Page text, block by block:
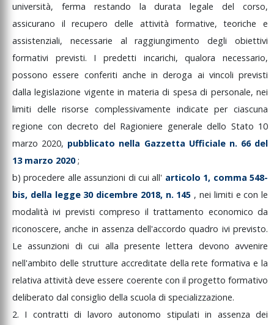
università, ferma restando laduratalegaledelcorso,
assicurano ilrecuperodelle attività formative,teorichee
assistenziali, necessarie alraggiungimentodegliobiettivi
formativi previsti. Ipredetti incarichi,qualoranecessario,
possonoessere conferiti anche inderoga ai vincoli previsti
dallalegislazione vigentein materiadi spesadi personale,nei
limiti dellerisorsecomplessivamente indicateperciascuna
regione con decreto del Ragioniere generale dello Stato 10
marzo 2020, pubblicato nella Gazzetta Ufficiale n. 66 del
13 marzo 2020;
b)procedere alleassunzioni dicuiall' articolo 1, comma548-
bis, della legge 30 dicembre 2018, n. 145 ,nei limiti econle
modalitàivi previsticompreso iltrattamento economicoda
riconoscere,anche in assenzadell'accordoquadro iviprevisto.
Leassunzioni dicui alla presentelettera devono avvenire
nell'ambito delle strutture accreditate dellareteformativae la
relativaattivitàdeveessere coerente con il progetto formativo
deliberato dal consiglio della scuola di specializzazione.
2. I contrattidi lavoroautonomo stipulatiin assenzadei